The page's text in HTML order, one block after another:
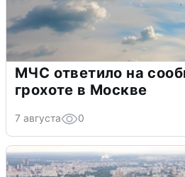
МЧС ответило на
грохоте в Москве
7 августа 0